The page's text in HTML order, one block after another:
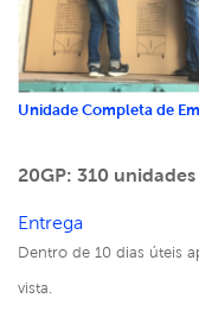
Unidade Completa de
20GP: 310
Entrega
Dentro de 10 dias úteis
vista.